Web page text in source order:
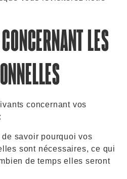
LES
concernant vos
savoir pourquoi vos
sont nécessaires, ce qui
de temps elles seront